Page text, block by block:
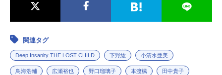
関連タグ
Deep Insanity THE LOST CHILD 下野紘 小清水亜美
鳥海浩輔 広瀬裕也 野口瑠璃子 本渡楓 田中貴子